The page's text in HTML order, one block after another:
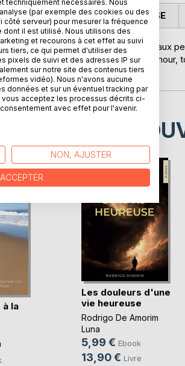
aux petites étoiles perdues, ou aux
Quand on fait des actes par
AUTEUR(S) CRITIQUES PRESSE
TITRES À
à la
Les douleurs d'une
vie heureuse
Rodrigo De Amorim
Luna
5,99 € Ebook
13,90 € Livre
techniquement nécessaires. Nous
(par exemple des cookies ou des
serveur) pour mesurer la fréquence
il est utilisé. Nous utilisons des
et recourons à cet effet au suivi
tiers, ce qui permet d'utiliser des
pixels de suivi et des adresses IP sur
sur notre site des contenus tiers
vidéo). Nous n'avons aucune
données et sur un éventuel tracking par
acceptez les processus décrits ci-
avec effet pour l'avenir.
NON, AJUSTER